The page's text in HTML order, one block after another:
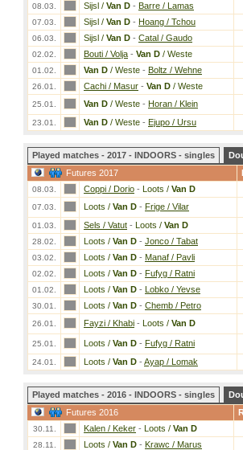
08.03. Sijsl / Van D - Barre / Lamas
07.03. Sijsl / Van D - Hoang / Tchou
06.03. Sijsl / Van D - Catal / Gaudo
02.02. Bouti / Volja - Van D / Weste
01.02. Van D / Weste - Boltz / Wehne
26.01. Cachi / Masur - Van D / Weste
25.01. Van D / Weste - Horan / Klein
23.01. Van D / Weste - Ejupo / Ursu
Played matches - 2017 - INDOORS - singles
Futures 2017
08.03. Coppi / Dorio - Loots / Van D
07.03. Loots / Van D - Frige / Vilar
01.03. Sels / Vatut - Loots / Van D
28.02. Loots / Van D - Jonco / Tabat
03.02. Loots / Van D - Manaf / Pavli
02.02. Loots / Van D - Fufyg / Ratni
01.02. Loots / Van D - Lobko / Yevse
30.01. Loots / Van D - Chemb / Petro
26.01. Fayzi / Khabi - Loots / Van D
25.01. Loots / Van D - Fufyg / Ratni
24.01. Loots / Van D - Ayap / Lomak
Played matches - 2016 - INDOORS - singles
Futures 2016
30.11. Kalen / Keker - Loots / Van D
28.11. Loots / Van D - Krawc / Marus